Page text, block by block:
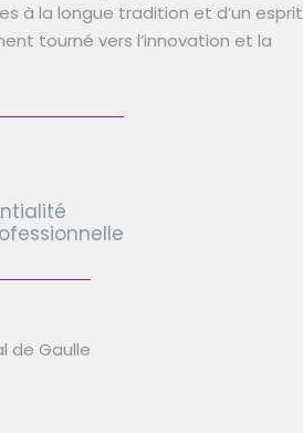
à la longue tradition et d’un esprit
tourné vers l’innovation et la
de Gaulle